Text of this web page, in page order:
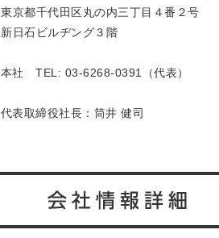
東京都千代田区丸の内三丁目４番２号
新日石ビルヂング３階
本社 TEL: 03-6268-0391（代表）
代表取締役社長：筒井 健司